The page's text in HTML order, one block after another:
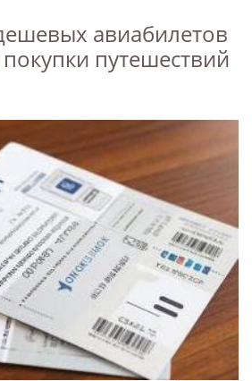
авиабилетов
путешествий